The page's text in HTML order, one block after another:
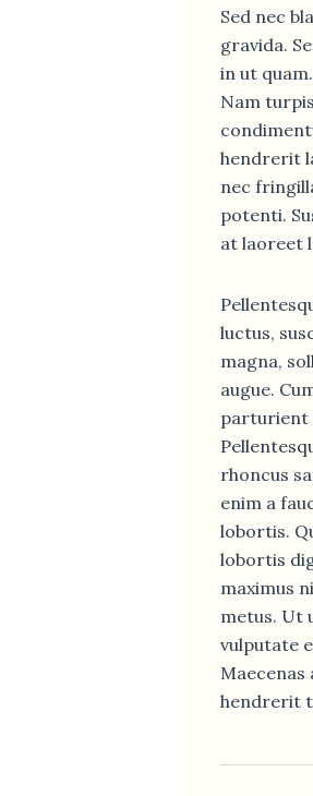
Sed nec
gravida.
in ut
Nam
hendrerit
nec
potenti.
at laoreet
luctus,
magna,
augue.
parturient
rhoncus
enim a
lobortis.
lobortis
maximus
metus. Ut
vulputate
hendrerit